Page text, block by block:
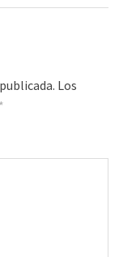
Los
*